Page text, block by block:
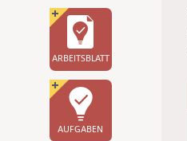
ARBEITSBLATT
AUFGABEN